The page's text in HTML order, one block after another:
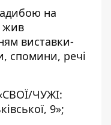
на
жив
виставки-
спомини, речі
ЧУЖІ:
9»;